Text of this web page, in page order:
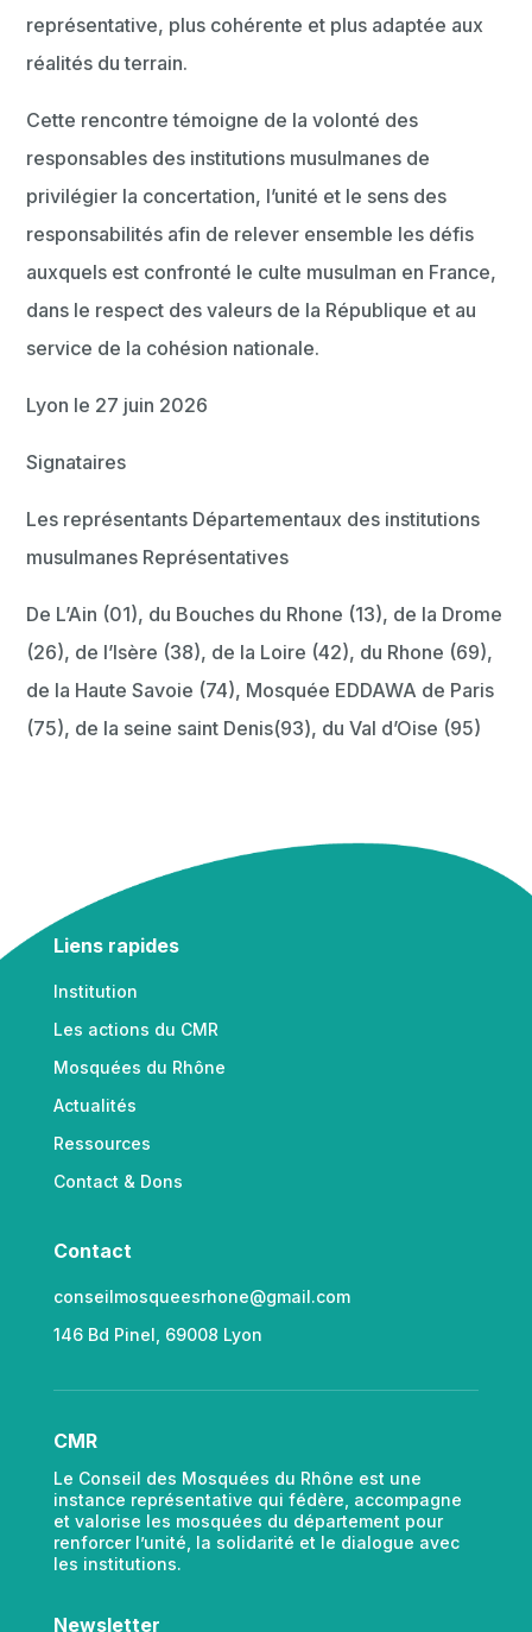
représentative, plus cohérente et plus adaptée aux
réalités du terrain.
Cette rencontre témoigne de la volonté des
responsables des institutions musulmanes de
privilégier la concertation, l’unité et le sens des
responsabilités afin de relever ensemble les défis
auxquels est confronté le culte musulman en France,
dans le respect des valeurs de la République et au
service de la cohésion nationale.
Lyon le 27 juin 2026
Signataires
Les représentants Départementaux des institutions
musulmanes Représentatives
De L’Ain (01), du Bouches du Rhone (13), de la Drome
(26), de l’Isère (38), de la Loire (42), du Rhone (69),
de la Haute Savoie (74), Mosquée EDDAWA de Paris
(75), de la seine saint Denis(93), du Val d’Oise (95)
Liens rapides
Institution
Les actions du CMR
Mosquées du Rhône
Actualités
Ressources
Contact & Dons
Contact
conseilmosqueesrhone@gmail.com
146 Bd Pinel, 69008 Lyon
CMR
Le Conseil des Mosquées du Rhône est une
instance représentative qui fédère, accompagne
et valorise les mosquées du département pour
renforcer l’unité, la solidarité et le dialogue avec
les institutions.
Newsletter